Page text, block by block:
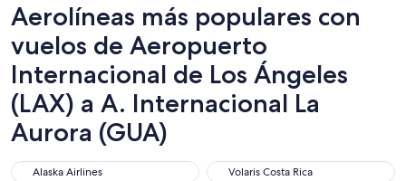
Aerolíneas más populares con
vuelos de Aeropuerto
Internacional de Los Ángeles
(LAX) a A. Internacional La
Aurora (GUA)
Alaska Airlines
Alaska Airlines Volaris Costa Rica
Volaris Costa Rica